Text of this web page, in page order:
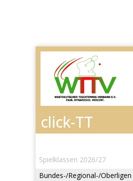
Spielklassen 2026/27
Bundes-/Regional-/Oberligen